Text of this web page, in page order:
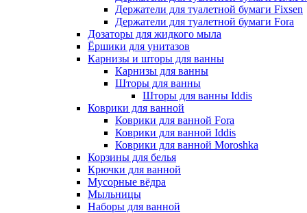
Держатели для туалетной бумаги Fixsen
Держатели для туалетной бумаги Fora
Дозаторы для жидкого мыла
Ёршики для унитазов
Карнизы и шторы для ванны
Карнизы для ванны
Шторы для ванны
Шторы для ванны Iddis
Коврики для ванной
Коврики для ванной Fora
Коврики для ванной Iddis
Коврики для ванной Moroshka
Корзины для белья
Крючки для ванной
Мусорные вёдра
Мыльницы
Наборы для ванной